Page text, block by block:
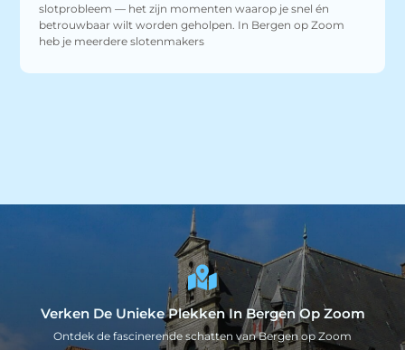
slotprobleem — het zijn momenten waarop je snel én
betrouwbaar wilt worden geholpen. In Bergen op Zoom
heb je meerdere slotenmakers
Verken De Unieke Plekken In Bergen Op Zoom
Ontdek de fascinerende schatten van Bergen op Zoom